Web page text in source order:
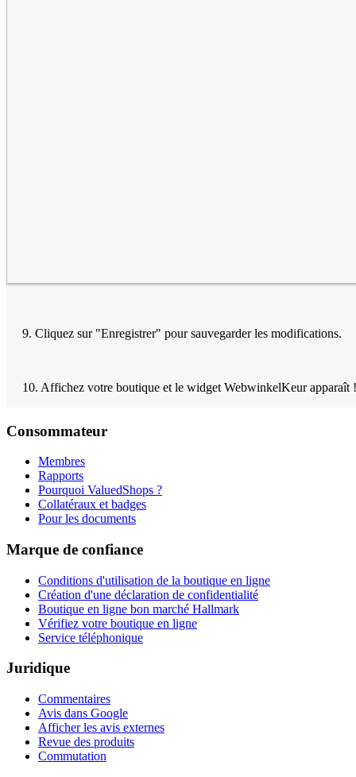
9. Cliquez sur "Enregistrer" pour sauvegarder les modifications.
10. Affichez votre boutique et le widget WebwinkelKeur apparaît !
Consommateur
Membres
Rapports
Pourquoi ValuedShops ?
Collatéraux et badges
Pour les documents
Marque de confiance
Conditions d'utilisation de la boutique en ligne
Création d'une déclaration de confidentialité
Boutique en ligne bon marché Hallmark
Vérifiez votre boutique en ligne
Service téléphonique
Juridique
Commentaires
Avis dans Google
Afficher les avis externes
Revue des produits
Commutation